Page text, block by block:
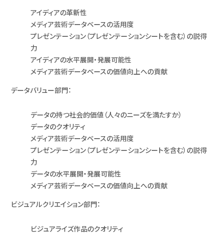
アイディアの革新性
メディア芸術データベースの活用度
プレゼンテーション（プレゼンテーションシートを含む）の説得
力
アイディアの水平展開・発展可能性
メディア芸術データベースの価値向上への貢献
データバリュー部門：
データの持つ社会的価値（人々のニーズを満たすか）
データのクオリティ
メディア芸術データベースの活用度
プレゼンテーション（プレゼンテーションシートを含む）の説得
力
データの水平展開・発展可能性
メディア芸術データベースの価値向上への貢献
ビジュアルクリエイション部門：
ビジュアライズ作品のクオリティ